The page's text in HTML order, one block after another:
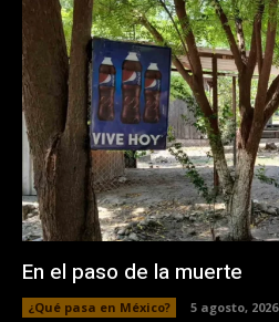
En el paso de la muerte
¿Qué pasa en México? 5 agosto, 2026